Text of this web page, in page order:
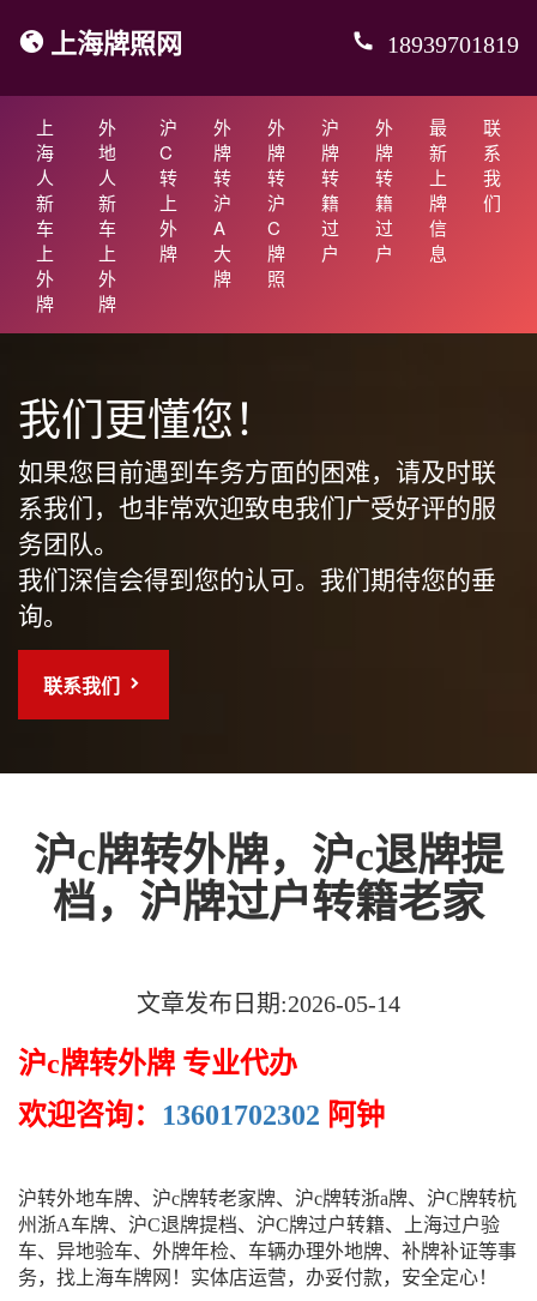
上海牌照网 18939701819
上
海
人
新
车
上
外
牌
外
地
人
新
车
上
外
牌
沪
C
转
上
外
牌
外
牌
转
沪
A
大
牌
外
牌
转
沪
C
牌
照
沪
牌
转
籍
过
户
外
牌
转
籍
过
户
最
新
上
牌
信
息
联
系
我
们
我们更懂您！
如果您目前遇到车务方面的困难，请及时联
系我们，也非常欢迎致电我们广受好评的服
务团队。
我们深信会得到您的认可。我们期待您的垂
询。
联系我们
沪c牌转外牌，沪c退牌提
档，沪牌过户转籍老家
文章发布日期:2026-05-14
沪c牌转外牌 专业代办
欢迎咨询： 13601702302 阿钟
沪转外地车牌、沪c牌转老家牌、沪c牌转浙a牌、沪C牌转杭
州浙A车牌、沪C退牌提档、沪C牌过户转籍、上海过户验
车、异地验车、外牌年检、车辆办理外地牌、补牌补证等事
务，找上海车牌网！实体店运营，办妥付款，安全定心！